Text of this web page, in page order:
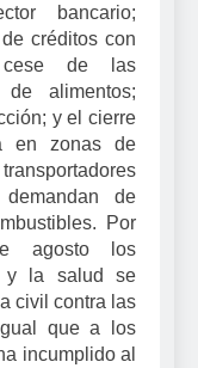
bancario;
créditos con
cese de las
de alimentos;
y el cierre
en zonas de
de
Por
agosto los
y la salud se
civil contra las
que a los
incumplido al